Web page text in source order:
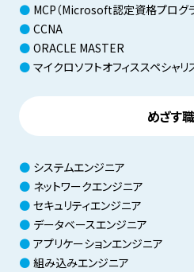
MCP（Microsoft認定資格プログラ
CCNA
ORACLE MASTER
マイクロソフトオフィススペシャリ
めざす
システムエンジニア
ネットワークエンジニア
セキュリティエンジニア
データベースエンジニア
アプリケーションエンジニア
組み込みエンジニア